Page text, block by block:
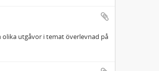
olika utgåvor i temat överlevnad på